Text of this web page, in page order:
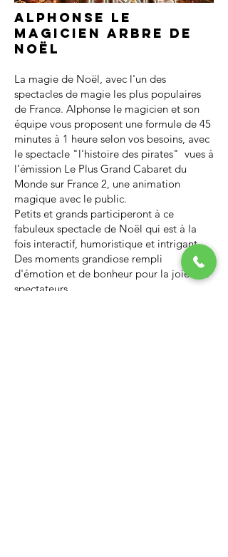
Alphonse le
magicien arbre de
noël
La magie de Noël, avec l'un des
spectacles de magie les plus populaires
de France. Alphonse le magicien et son
équipe vous proposent une formule de 45
minutes à 1 heure selon vos besoins, avec
le spectacle "l'histoire des pirates" vues à
l’émission Le Plus Grand Cabaret du
Monde sur France 2, une animation
magique avec le public.
Petits et grands participeront à ce
fabuleux spectacle de Noël qui est à la
fois interactif, humoristique et intrigant.
Des moments grandiose rempli
d'émotion et de bonheur pour la joie des
spectateurs.